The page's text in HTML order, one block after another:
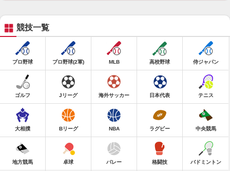
競技一覧
プロ野球 プロ野球(2軍) MLB 高校野球 侍ジャパン
ゴルフ Jリーグ 海外サッカー 日本代表 テニス
大相撲 Bリーグ NBA ラグビー 中央競馬
地方競馬 卓球 バレー 格闘技 バドミントン